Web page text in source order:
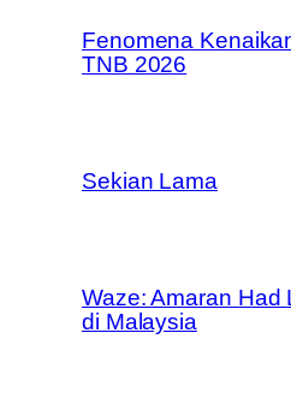
Fenomena
TNB 2026
Sekian Lama
Waze: Amaran Had
di Malaysia